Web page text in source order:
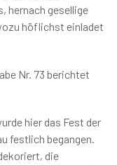
hernach gesellige
höflichst einladet
Nr. 73 berichtet
hier das Fest der
festlich begangen.
die